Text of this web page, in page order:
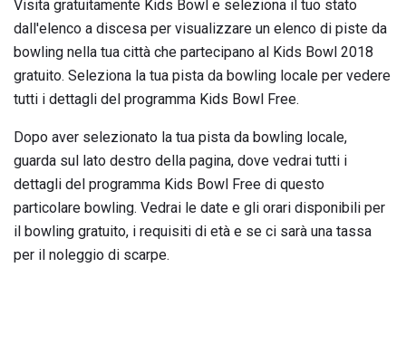
Visita gratuitamente Kids Bowl e seleziona il tuo stato
dall'elenco a discesa per visualizzare un elenco di piste da
bowling nella tua città che partecipano al Kids Bowl 2018
gratuito. Seleziona la tua pista da bowling locale per vedere
tutti i dettagli del programma Kids Bowl Free.
Dopo aver selezionato la tua pista da bowling locale,
guarda sul lato destro della pagina, dove vedrai tutti i
dettagli del programma Kids Bowl Free di questo
particolare bowling. Vedrai le date e gli orari disponibili per
il bowling gratuito, i requisiti di età e se ci sarà una tassa
per il noleggio di scarpe.